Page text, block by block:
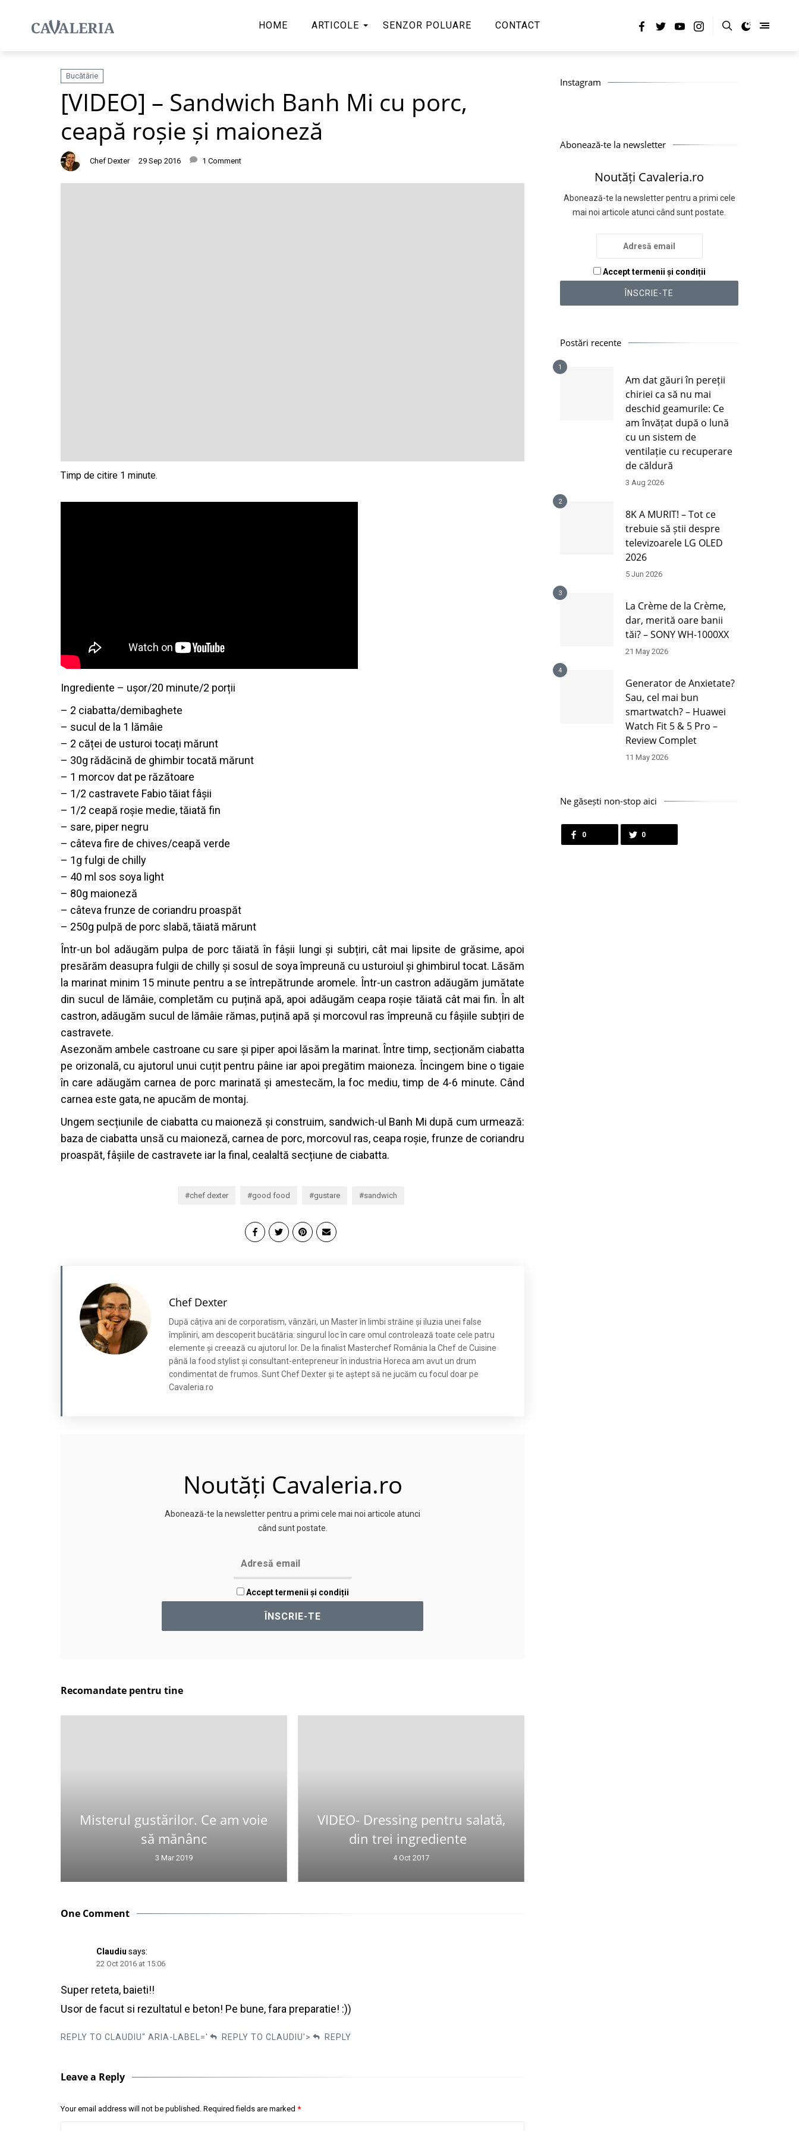
HOME ARTICOLE SENZOR POLUARE CONTACT
Bucătărie
[VIDEO] – Sandwich Banh Mi cu porc,
ceapă roșie și maioneză
Chef Dexter 29 Sep 2016 1 Comment
Ingrediente – ușor/20 minute/2 porții
– 2 ciabatta/demibaghete
– sucul de la 1 lămâie
– 2 căței de usturoi tocați mărunt
– 30g rădăcină de ghimbir tocată mărunt
– 1 morcov dat pe răzătoare
– 1/2 castravete Fabio tăiat fâșii
– 1/2 ceapă roșie medie, tăiată fin
– sare, piper negru
– câteva fire de chives/ceapă verde
– 1g fulgi de chilly
– 40 ml sos soya light
– 80g maioneză
– câteva frunze de coriandru proaspăt
– 250g pulpă de porc slabă, tăiată mărunt
Într-un bol adăugăm pulpa de porc tăiată în fâșii lungi și subțiri, cât mai lipsite de grăsime, apoi
presărăm deasupra fulgii de chilly și sosul de soya împreună cu usturoiul și ghimbirul tocat. Lăsăm
la marinat minim 15 minute pentru a se întrepătrunde aromele. Într-un castron adăugăm jumătate
din sucul de lămâie, completăm cu puțină apă, apoi adăugăm ceapa roșie tăiată cât mai fin. În alt
castron, adăugăm sucul de lămâie rămas, puțină apă și morcovul ras împreună cu fâșiile subțiri de
castravete.
Asezonăm ambele castroane cu sare și piper apoi lăsăm la marinat. Între timp, secționăm ciabatta
pe orizonală, cu ajutorul unui cuțit pentru pâine iar apoi pregătim maioneza. Încingem bine o tigaie
în care adăugăm carnea de porc marinată și amestecăm, la foc mediu, timp de 4-6 minute. Când
carnea este gata, ne apucăm de montaj.
Ungem secțiunile de ciabatta cu maioneză și construim, sandwich-ul Banh Mi după cum urmează:
baza de ciabatta unsă cu maioneză, carnea de porc, morcovul ras, ceapa roșie, frunze de coriandru
proaspăt, fâșiile de castravete iar la final, cealaltă secțiune de ciabatta.
chef dexter good food gustare sandwich
Chef Dexter
După câțiva ani de corporatism, vânzări, un Master în limbi străine și iluzia unei false
împliniri, am descoperit bucătăria: singurul loc în care omul controlează toate cele patru
elemente și creează cu ajutorul lor. De la finalist Masterchef România la Chef de Cuisine
până la food stylist și consultant-entepreneur în industria Horeca am avut un drum
condimentat de frumos. Sunt Chef Dexter și te aștept să ne jucăm cu focul doar pe
Cavaleria.ro
Noutăți Cavaleria.ro
Abonează-te la newsletter pentru a primi cele mai noi articole atunci
când sunt postate.
Accept termenii și condiții
Recomandate pentru tine
Misterul gustărilor. Ce am voie
să mănânc
3 Mar 2019
VIDEO- Dressing pentru salată,
din trei ingrediente
4 Oct 2017
One Comment
Claudiu says:
22 Oct 2016 at 15:06
Super reteta, baieti!!
Usor de facut si rezultatul e beton! Pe bune, fara preparatie! :))
REPLY TO CLAUDIU" ARIA-LABEL=' REPLY TO CLAUDIU'> REPLY
Leave a Reply
Your email address will not be published. Required fields are marked *
Instagram
Abonează-te la newsletter
Noutăți Cavaleria.ro
Abonează-te la newsletter pentru a primi cele
mai noi articole atunci când sunt postate.
Accept termenii și condiții
Postări recente
1
Am dat găuri în pereții
chiriei ca să nu mai
deschid geamurile: Ce
am învățat după o lună
cu un sistem de
ventilație cu recuperare
de căldură
3 Aug 2026
2
8K A MURIT! – Tot ce
trebuie să știi despre
televizoarele LG OLED
2026
5 Jun 2026
3
La Crème de la Crème,
dar, merită oare banii
tăi? – SONY WH-1000XX
21 May 2026
4
Generator de Anxietate?
Sau, cel mai bun
smartwatch? – Huawei
Watch Fit 5 & 5 Pro –
Review Complet
11 May 2026
Ne găsești non-stop aici
0 0